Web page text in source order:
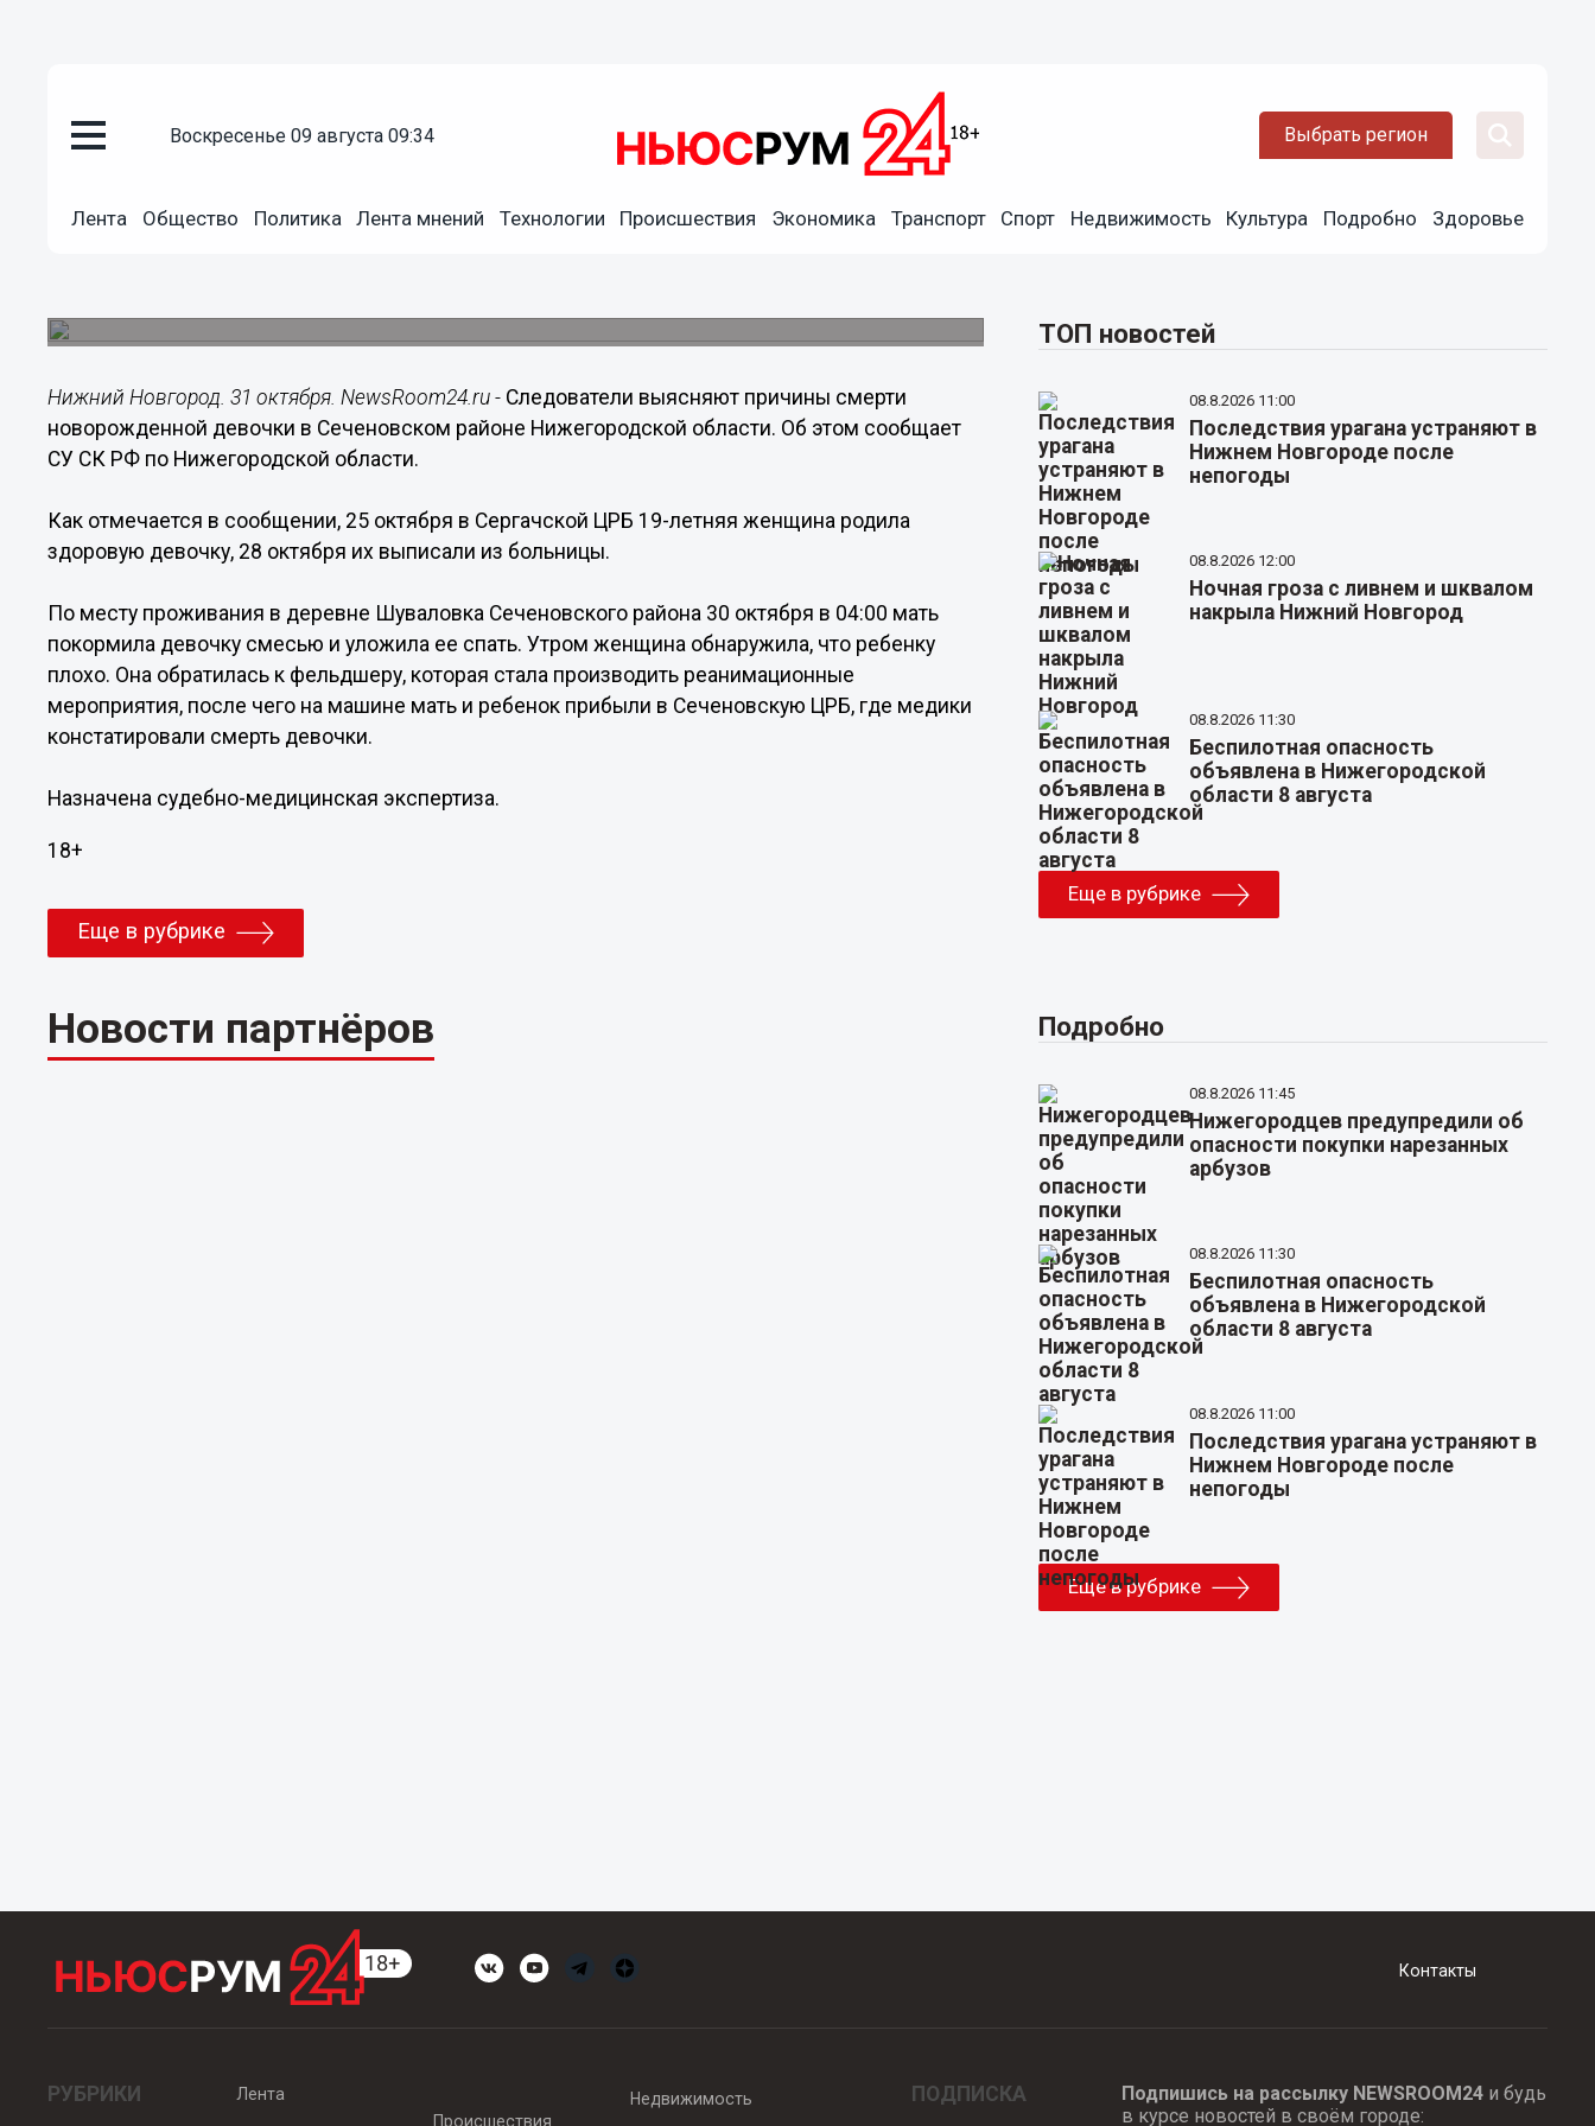
воскресенье 09 августа 09:34 Выбрать регион
Лента Общество Политика Лента мнений Технологии Происшествия Экономика Транспорт Спорт Недвижимость Культура Подробно Здоровье
Нижегородские следователи выясняют причины смерти
Нижний Новгород. 31 октября. NewsRoom24.ru - Следователи выясняют причины смерти
новорожденной девочки в Сеченовском районе Нижегородской области. Об этом сообщает
СУ СК РФ по Нижегородской области.
Как отмечается в сообщении, 25 октября в Сергачской ЦРБ 19-летняя женщина родила
здоровую девочку, 28 октября их выписали из больницы.
По месту проживания в деревне Шуваловка Сеченовского района 30 октября в 04:00 мать
покормила девочку смесью и уложила ее спать. Утром женщина обнаружила, что ребенку
плохо. Она обратилась к фельдшеру, которая стала производить реанимационные
мероприятия, после чего на машине мать и ребенок прибыли в Сеченовскую ЦРБ, где медики
констатировали смерть девочки.
Назначена судебно-медицинская экспертиза.
18+
Еще в рубрике
Новости партнёров
ТОП новостей
08.8.2026 11:00
Последствия урагана устраняют в
Нижнем Новгороде после
непогоды
08.8.2026 12:00
Ночная гроза с ливнем и шквалом
накрыла Нижний Новгород
08.8.2026 11:30
Беспилотная опасность
объявлена в Нижегородской
области 8 августа
Еще в рубрике
Подробно
08.8.2026 11:45
Нижегородцев предупредили об
опасности покупки нарезанных
арбузов
08.8.2026 11:30
Беспилотная опасность
объявлена в Нижегородской
области 8 августа
08.8.2026 11:00
Последствия урагана устраняют в
Нижнем Новгороде после
непогоды
Еще в рубрике
Контакты
РУБРИКИ
Лента
Происшествия
Недвижимость ПОДПИСКА Подпишись на рассылку NEWSROOM24и будь
в курсе новостей в своём городе: